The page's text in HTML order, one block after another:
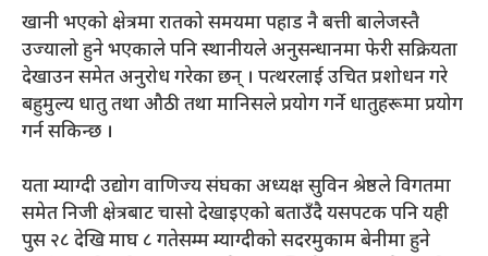
खानी भएको क्षेत्रमा रातको समयमा पहाड नै बत्ती बालेजस्तै
उज्यालो हुने भएकाले पनि स्थानीयले अनुसन्धानमा फेरी सक्रियता
देखाउन समेत अनुरोध गरेका छन् । पत्थरलाई उचित प्रशोधन गरे
बहुमुल्य धातु तथा औठी तथा मानिसले प्रयोग गर्ने धातुहरूमा प्रयोग
गर्न सकिन्छ ।
यता म्याग्दी उद्योग वाणिज्य संघका अध्यक्ष सुविन श्रेष्ठले विगतमा
समेत निजी क्षेत्रबाट चासो देखाइएको बताउँदै यसपटक पनि यही
पुस २८ देखि माघ ८ गतेसम्म म्याग्दीको सदरमुकाम बेनीमा हुने